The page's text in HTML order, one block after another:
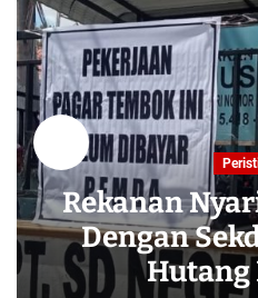
Rekanan
Dengan
Hutang